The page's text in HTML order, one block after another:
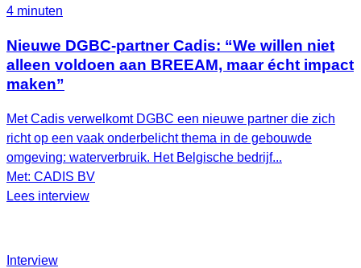
4 minuten
Nieuwe DGBC-partner Cadis: “We willen niet
alleen voldoen aan BREEAM, maar écht impact
maken”
Met Cadis verwelkomt DGBC een nieuwe partner die zich
richt op een vaak onderbelicht thema in de gebouwde
omgeving: waterverbruik. Het Belgische bedrijf...
Met: CADIS BV
Lees interview
Interview